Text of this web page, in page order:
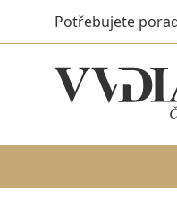
Potřebujete